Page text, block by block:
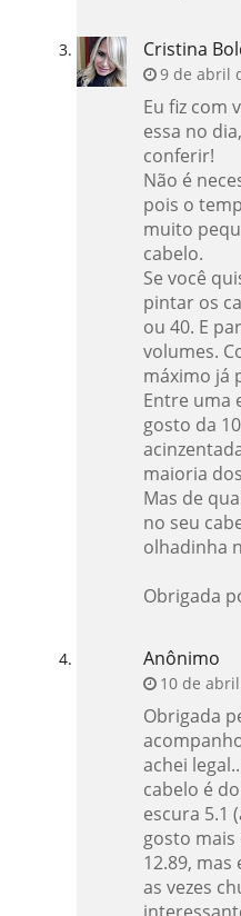
Cristina
9 de abril
Eu fiz com
essa no
conferir!
Não é
pois o
muito
cabelo.
Se você
pintar os
ou 40. E
volumes.
máximo já
Entre uma
gosto da
maioria
Mas de
no seu
olhadinha
Obrigada
Anônimo
10 de
Obrigada
achei
cabelo é
escura 5.1
gosto mais
12.89, mas
as vezes